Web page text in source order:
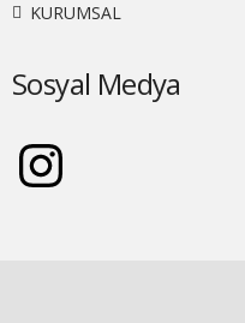
KURUMSAL
Sosyal Medya
Instagram